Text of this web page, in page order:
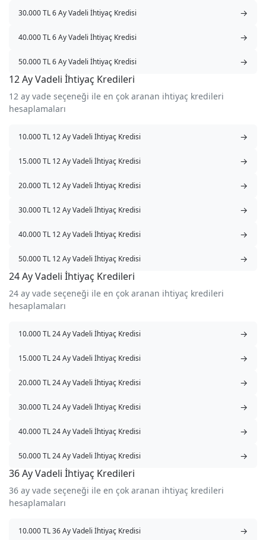
30.000 TL 6 Ay Vadeli İhtiyaç Kredisi →
40.000 TL 6 Ay Vadeli İhtiyaç Kredisi →
50.000 TL 6 Ay Vadeli İhtiyaç Kredisi →
12 Ay Vadeli İhtiyaç Kredileri
12 ay vade seçeneği ile en çok aranan ihtiyaç kredileri
hesaplamaları
10.000 TL 12 Ay Vadeli İhtiyaç Kredisi →
15.000 TL 12 Ay Vadeli İhtiyaç Kredisi →
20.000 TL 12 Ay Vadeli İhtiyaç Kredisi →
30.000 TL 12 Ay Vadeli İhtiyaç Kredisi →
40.000 TL 12 Ay Vadeli İhtiyaç Kredisi →
50.000 TL 12 Ay Vadeli İhtiyaç Kredisi →
24 Ay Vadeli İhtiyaç Kredileri
24 ay vade seçeneği ile en çok aranan ihtiyaç kredileri
hesaplamaları
10.000 TL 24 Ay Vadeli İhtiyaç Kredisi →
15.000 TL 24 Ay Vadeli İhtiyaç Kredisi →
20.000 TL 24 Ay Vadeli İhtiyaç Kredisi →
30.000 TL 24 Ay Vadeli İhtiyaç Kredisi →
40.000 TL 24 Ay Vadeli İhtiyaç Kredisi →
50.000 TL 24 Ay Vadeli İhtiyaç Kredisi →
36 Ay Vadeli İhtiyaç Kredileri
36 ay vade seçeneği ile en çok aranan ihtiyaç kredileri
hesaplamaları
10.000 TL 36 Ay Vadeli İhtiyaç Kredisi →